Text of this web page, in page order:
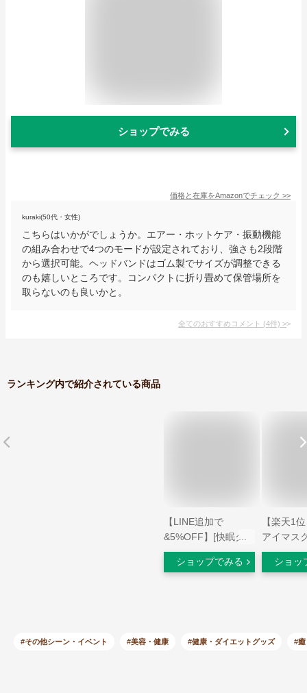
ショップでみる
価格と在庫をAmazonでチェック >>
kuraki(50代・女性)
こちらはいかがでしょうか。エアー・ホットケア・振動機能
の組み合わせで4つのモードが設定されており、強さも2段階
から選択可能。ヘッドバンドはゴム製でサイズが調整できる
のも嬉しいところです。コンパクトに折り畳めて保管場所を
取らないのも良いかと。
全てのおすすめコメント (4件) >
ランキング内で紹介されている商品
【LINE追加で
&5%OFF】[快眠グッ
ズのホットアイマス
ク！充電式で便利]
振動 3段階温熱 ジェ
ショップでみる
【楽天1
アイマス
ス 温感
イマスク
15分自動
ショッ
#その他シーン・イベント #美容・健康 #健康・ダイエットグッズ #癒